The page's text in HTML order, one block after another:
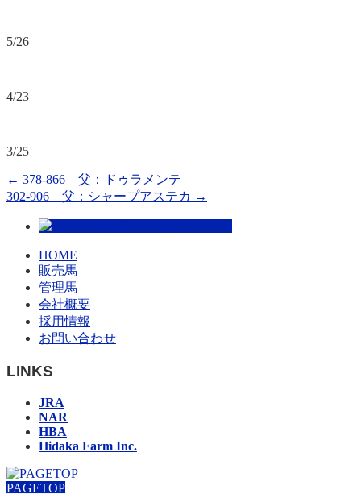
5/26
4/23
3/25
← 378-866 父：ドゥラメンテ
302-906 父：シャープアステカ →
HOME
販売馬
管理馬
会社概要
採用情報
お問い合わせ
LINKS
JRA
NAR
HBA
Hidaka Farm Inc.
PAGETOP